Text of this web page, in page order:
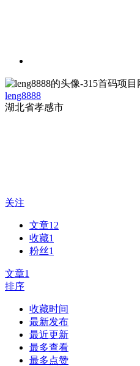
leng8888
湖北省孝感市
关注
文章12
收藏1
粉丝1
文章1
排序
收藏时间
最新发布
最近更新
最多查看
最多点赞